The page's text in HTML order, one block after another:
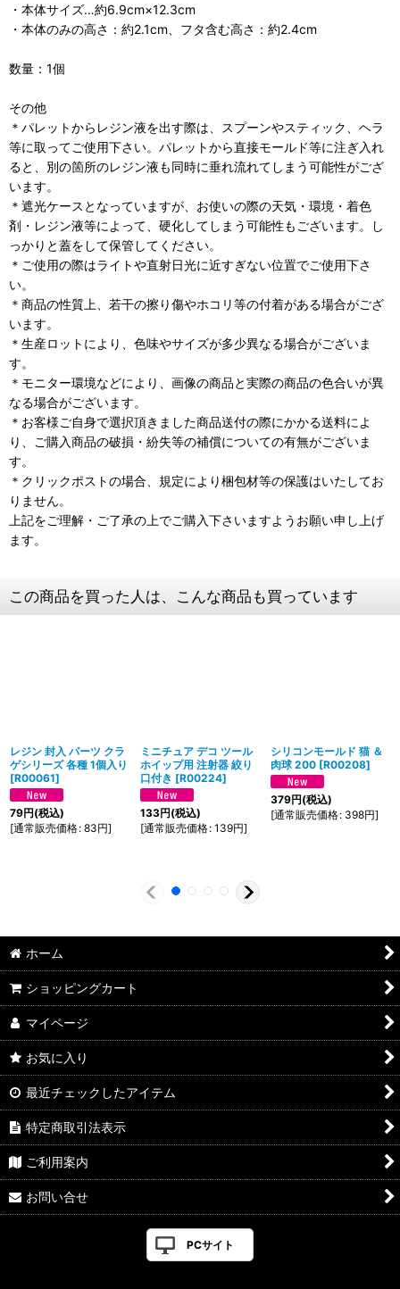
・本体サイズ…約6.9cm×12.3cm
・本体のみの高さ：約2.1cm、フタ含む高さ：約2.4cm
数量：1個
その他
＊パレットからレジン液を出す際は、スプーンやスティック、ヘラ
等に取ってご使用下さい。パレットから直接モールド等に注ぎ入れ
ると、別の箇所のレジン液も同時に垂れ流れてしまう可能性がござ
います。
＊遮光ケースとなっていますが、お使いの際の天気・環境・着色
剤・レジン液等によって、硬化してしまう可能性もございます。し
っかりと蓋をして保管してください。
＊ご使用の際はライトや直射日光に近すぎない位置でご使用下さ
い。
＊商品の性質上、若干の擦り傷やホコリ等の付着がある場合がござ
います。
＊生産ロットにより、色味やサイズが多少異なる場合がございま
す。
＊モニター環境などにより、画像の商品と実際の商品の色合いが異
なる場合がございます。
＊お客様ご自身で選択頂きました商品送付の際にかかる送料によ
り、ご購入商品の破損・紛失等の補償についての有無がございま
す。
＊クリックポストの場合、規定により梱包材等の保護はいたしてお
りません。
上記をご理解・ご了承の上でご購入下さいますようお願い申し上げ
ます。
この商品を買った人は、こんな商品も買っています
レジン 封入 パーツ クラ
ゲシリーズ 各種 1個入り
[R00061]
79円(税込)
[通常販売価格: 83円]
ミニチュア デコ ツール
ホイップ用 注射器 絞り
口付き [R00224]
133円(税込)
[通常販売価格: 139円]
シリコンモールド 猫 ＆
肉球 200 [R00208]
379円(税込)
[通常販売価格: 398円]
ホーム
ショッピングカート
マイページ
お気に入り
最近チェックしたアイテム
特定商取引法表示
ご利用案内
お問い合せ
PCサイト